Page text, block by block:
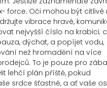
force. Oči mohou být citlivé
vibrace hravé,
nejvyšší číslo na krabici;
dýchat, a popíjet vodu,
než hromadění na více
To je pouze pro
lehčí plán příště, pokud
srdce šťastné, a ať vaše